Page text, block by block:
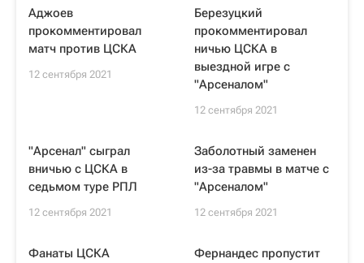
Аджоев
прокомментировал
матч против ЦСКА
12 сентября 2021
Березуцкий
прокомментировал
ничью ЦСКА в
выездной игре с
"Арсеналом"
12 сентября 2021
"Арсенал" сыграл
вничью с ЦСКА в
седьмом туре РПЛ
12 сентября 2021
Заболотный заменен
из-за травмы в матче с
"Арсеналом"
12 сентября 2021
Фанаты ЦСКА
Фернандес пропустит